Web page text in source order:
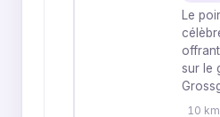
Le
sur le
10